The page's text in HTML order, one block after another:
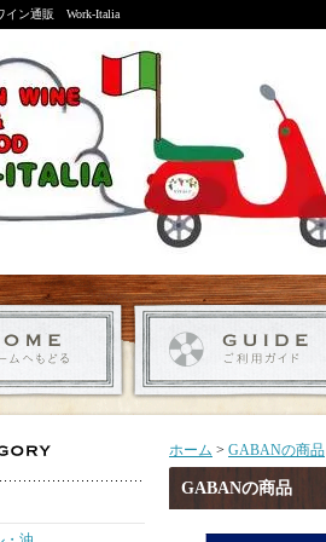
イン通販 Work-Italia
ホーム > GABANの商品
GABANの商品